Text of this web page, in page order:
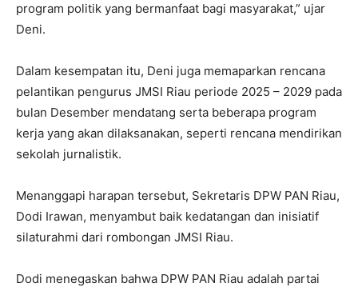
program politik yang bermanfaat bagi masyarakat,” ujar
Deni.
Dalam kesempatan itu, Deni juga memaparkan rencana
pelantikan pengurus JMSI Riau periode 2025 – 2029 pada
bulan Desember mendatang serta beberapa program
kerja yang akan dilaksanakan, seperti rencana mendirikan
sekolah jurnalistik.
Menanggapi harapan tersebut, Sekretaris DPW PAN Riau,
Dodi Irawan, menyambut baik kedatangan dan inisiatif
silaturahmi dari rombongan JMSI Riau.
Dodi menegaskan bahwa DPW PAN Riau adalah partai